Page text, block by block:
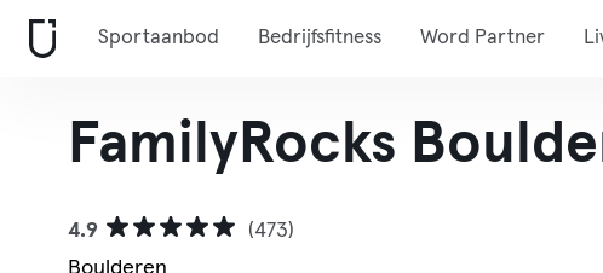
Sportaanbod Bedrijfsfitness Word Partner
FamilyRocks
4.9
(473)
Boulderen